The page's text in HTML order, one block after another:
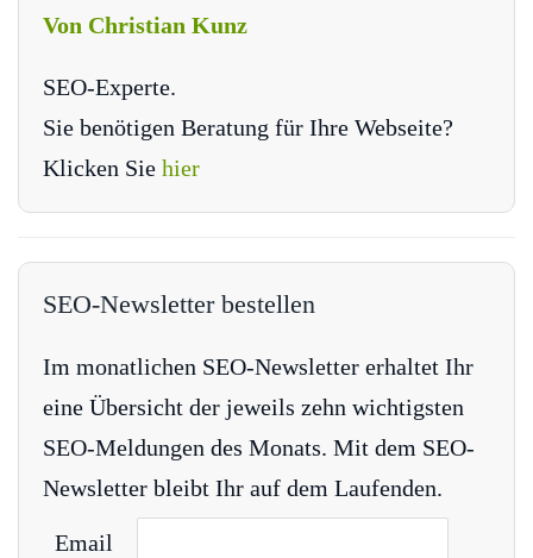
Von Christian Kunz
SEO-Experte.
Sie benötigen Beratung für Ihre Webseite?
Klicken Sie hier
SEO-Newsletter bestellen
Im monatlichen SEO-Newsletter erhaltet Ihr
eine Übersicht der jeweils zehn wichtigsten
SEO-Meldungen des Monats. Mit dem SEO-
Newsletter bleibt Ihr auf dem Laufenden.
Email